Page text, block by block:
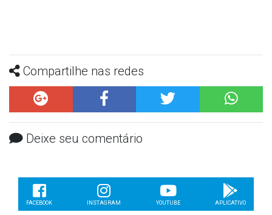
Compartilhe nas redes
Deixe seu comentário
FACEBOOK INSTAGRAM YOUTUBE APLICATIVO